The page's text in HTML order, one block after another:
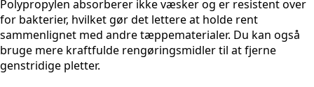
Polypropylen absorberer ikke væsker og er resistent over
for bakterier, hvilket gør det lettere at holde rent
sammenlignet med andre tæppematerialer. Du kan også
bruge mere kraftfulde rengøringsmidler til at fjerne
genstridige pletter.